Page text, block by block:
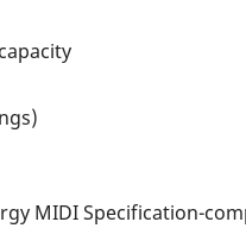
MIDI Specification-